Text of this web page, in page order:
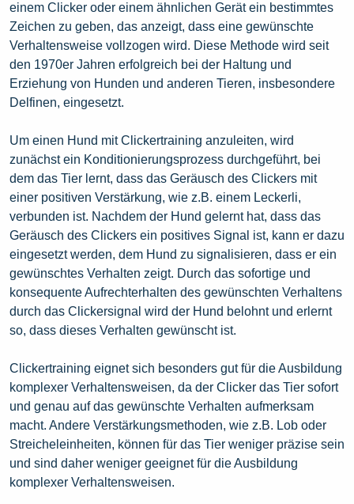
einem Clicker oder einem ähnlichen Gerät ein bestimmtes
Zeichen zu geben, das anzeigt, dass eine gewünschte
Verhaltensweise vollzogen wird. Diese Methode wird seit
den 1970er Jahren erfolgreich bei der Haltung und
Erziehung von Hunden und anderen Tieren, insbesondere
Delfinen, eingesetzt.
Um einen Hund mit Clickertraining anzuleiten, wird
zunächst ein Konditionierungsprozess durchgeführt, bei
dem das Tier lernt, dass das Geräusch des Clickers mit
einer positiven Verstärkung, wie z.B. einem Leckerli,
verbunden ist. Nachdem der Hund gelernt hat, dass das
Geräusch des Clickers ein positives Signal ist, kann er dazu
eingesetzt werden, dem Hund zu signalisieren, dass er ein
gewünschtes Verhalten zeigt. Durch das sofortige und
konsequente Aufrechterhalten des gewünschten Verhaltens
durch das Clickersignal wird der Hund belohnt und erlernt
so, dass dieses Verhalten gewünscht ist.
Clickertraining eignet sich besonders gut für die Ausbildung
komplexer Verhaltensweisen, da der Clicker das Tier sofort
und genau auf das gewünschte Verhalten aufmerksam
macht. Andere Verstärkungsmethoden, wie z.B. Lob oder
Streicheleinheiten, können für das Tier weniger präzise sein
und sind daher weniger geeignet für die Ausbildung
komplexer Verhaltensweisen.